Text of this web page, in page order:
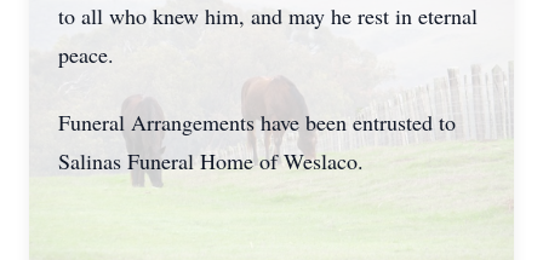
to all who knew him, and may he rest in eternal
peace.
Funeral Arrangements have been entrusted to
Salinas Funeral Home of Weslaco.